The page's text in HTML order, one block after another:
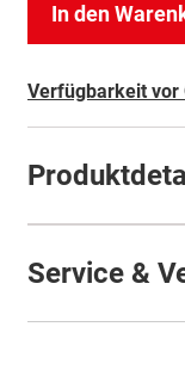
In den
Verfügbarkeit vor
Service &